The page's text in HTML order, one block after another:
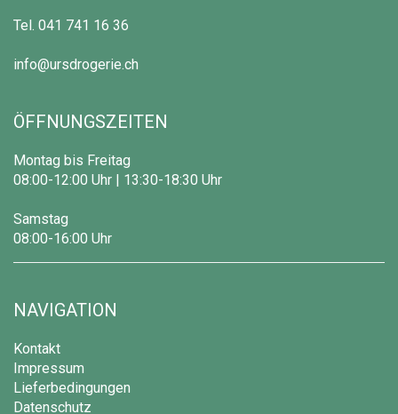
Tel. 041 741 16 36
info@ursdrogerie.ch
ÖFFNUNGSZEITEN
Montag bis Freitag
08:00-12:00 Uhr | 13:30-18:30 Uhr
Samstag
08:00-16:00 Uhr
NAVIGATION
Kontakt
Impressum
Lieferbedingungen
Datenschutz